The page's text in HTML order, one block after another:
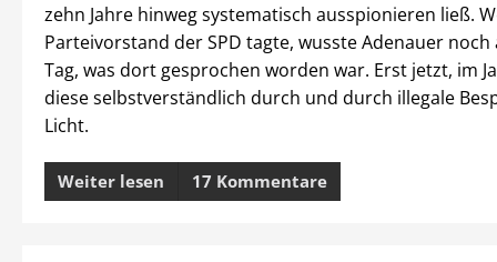
zehn Jahre hinweg systematisch ausspionieren ließ.
Parteivorstand der SPD tagte, wusste Adenauer noch
Tag, was dort gesprochen worden war. Erst jetzt, im
diese selbstverständlich durch und durch illegale
Licht.
Weiter lesen 17 Kommentare